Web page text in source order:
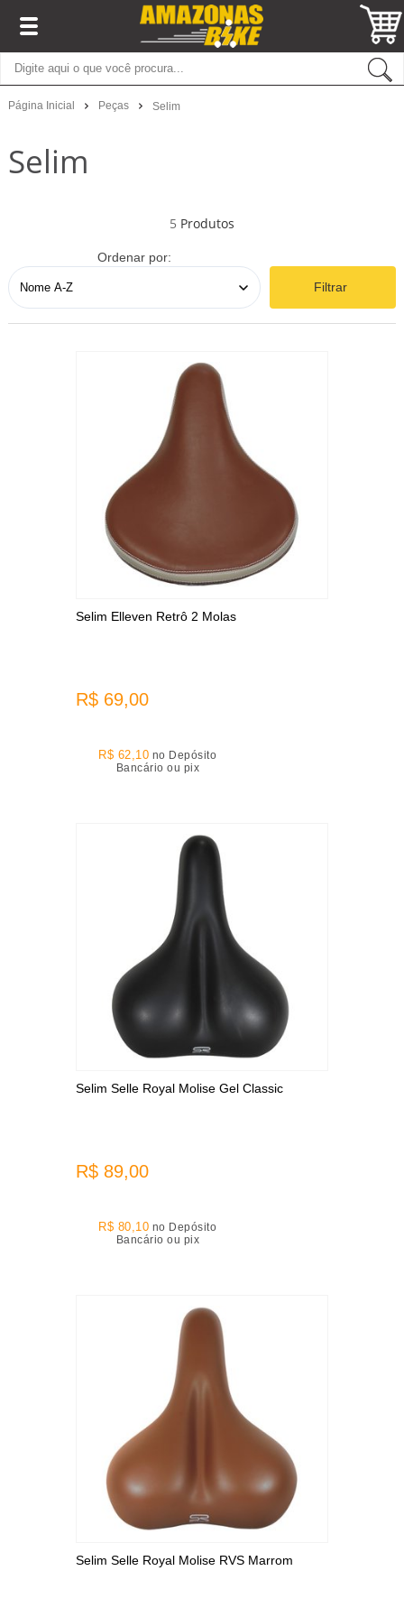
Página Inicial Peças Selim
Selim
5
Ordenar por:
Filtrar
Selim Elleven Retrô 2 Molas
R$ 69,00
R$ 62,10 no Depósito
Bancário ou pix
Selim Selle Royal Molise Gel Classic
R$ 89,00
R$ 80,10 no Depósito
Bancário ou pix
Selim Selle Royal Molise RVS Marrom